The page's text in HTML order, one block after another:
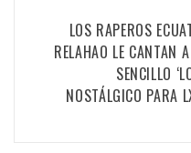
entradas
LOS RAPEROS
RELAHAO LE CANTAN
SENCILLO
NOSTÁLGICO PARA